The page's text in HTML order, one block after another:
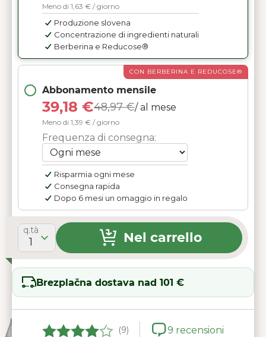
CON BERBERINA E REDUCOSE®
Abbonamento mensile
39,18 €48,97 €/ al mese
Meno di 1,39 € / giorno
Frequenza di consegna:
Risparmia ogni mese
Consegna rapida
Dopo 6 mesi un omaggio in regalo
Meno di 1,63 € / giorno
Produzione slovena
Concentrazione di ingredienti naturali
Berberina e Reducose®
q.tà
1 Nel carrello
Brezplačna dostava nad 101 €
(9) 9 recensioni